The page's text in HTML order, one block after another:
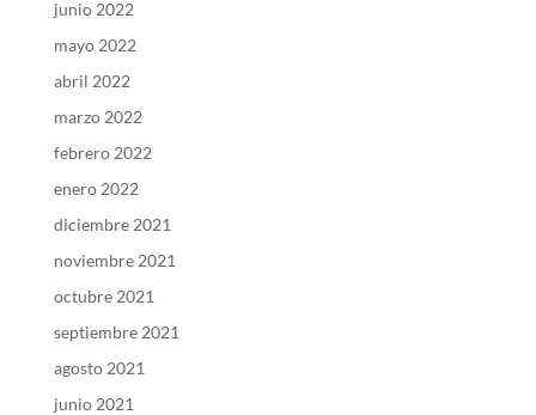
junio 2022
mayo 2022
abril 2022
marzo 2022
febrero 2022
enero 2022
diciembre 2021
noviembre 2021
octubre 2021
septiembre 2021
agosto 2021
junio 2021